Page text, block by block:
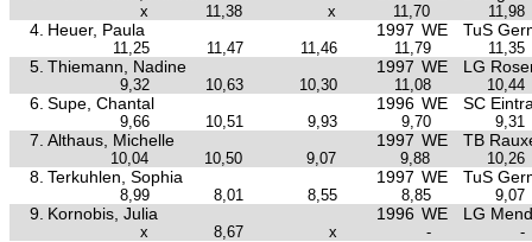
x 11,38 x 11,70 11,98
4. Heuer, Paula 1997 WE TuS
11,25 11,47 11,46 11,79 11,35
5. Thiemann, Nadine 1997 WE LG
9,32 10,63 10,30 11,08 10,44
6. Supe, Chantal 1996 WE SC
9,66 10,51 9,93 9,70 9,31
7. Althaus, Michelle 1997 WE TB
10,04 10,50 9,07 9,88 10,26
8. Terkuhlen, Sophia 1997 WE TuS
8,99 8,01 8,55 8,85 9,07
9. Kornobis, Julia 1996 WE LG
x 8,67 x - -